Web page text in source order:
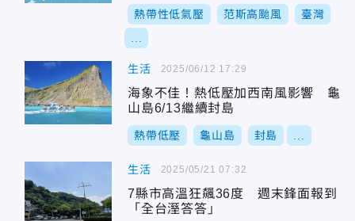
熱帶性低氣壓 范斯高颱風 臺灣
生活
海象不佳！熱低壓加西南風影響 龜
山島6/13繼續封島
熱帶低壓 龜山島 封島
2025/06/12 17:29
生活
7縣市高溫狂飆36度 週末鋒面報到
「全台溼答答」
2025/05/21 07:32